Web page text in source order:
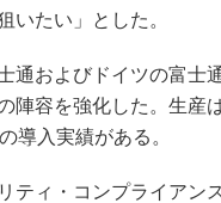
いたい」とした。
およびドイツの富士
陣容を強化した。生産
導入実績がある。
ィ・コンプライアン